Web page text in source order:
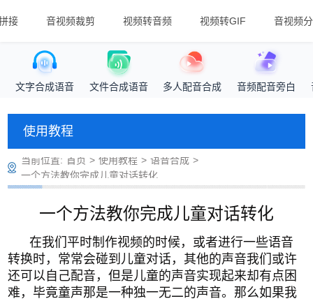
接 音视频裁剪 视频转音频 视频转GIF 音视频
文字合成语音 文件合成语音 多人配音合成 音频配音旁白
使用教程
当前位置: 首页 > 使用教程 > 语音合成 >
一个方法教你完成儿童对话转化
一个方法教你完成儿童对话转化
在我们平时制作视频的时候，或者进行一些语音
转换时，常常会碰到儿童对话，其他的声音我们或许
还可以自己配音，但是儿童的声音实现起来却有点困
难，毕竟童声那是一种独一无二的声音。那么如果我